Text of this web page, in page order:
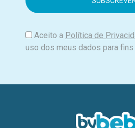
Aceito a Política de
uso dos meus dados para fins